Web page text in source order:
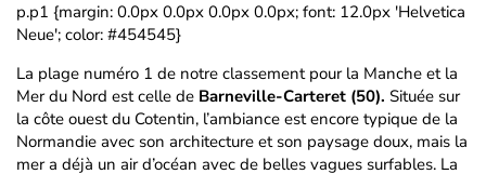
p.p1 {margin: 0.0px 0.0px 0.0px 0.0px; font: 12.0px 'Helvetica
Neue'; color: #454545}
La plage numéro 1 de notre classement pour la Manche et la
Mer du Nord est celle de Barneville-Carteret (50). Située sur
la côte ouest du Cotentin, l’ambiance est encore typique de la
Normandie avec son architecture et son paysage doux, mais la
mer a déjà un air d’océan avec de belles vagues surfables. La